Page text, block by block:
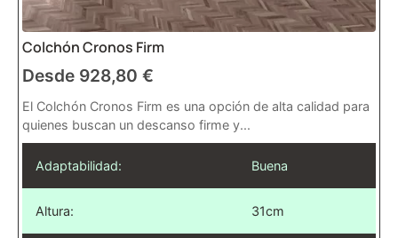
Colchón Cronos Firm
Desde 928,80 €
El Colchón Cronos Firm es una opción de alta calidad para
quienes buscan un descanso firme y...
Adaptabilidad: Buena
Altura: 31cm